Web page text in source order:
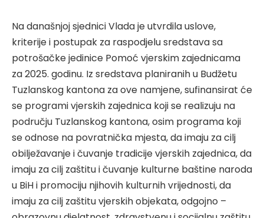
Na današnjoj sjednici Vlada je utvrdila uslove,
kriterije i postupak za raspodjelu sredstava sa
potrošačke jedinice Pomoć vjerskim zajednicama
za 2025. godinu. Iz sredstava planiranih u Budžetu
Tuzlanskog kantona za ove namjene, sufinansirat će
se programi vjerskih zajednica koji se realizuju na
području Tuzlanskog kantona, osim programa koji
se odnose na povratnička mjesta, da imaju za cilj
obilježavanje i čuvanje tradicije vjerskih zajednica, da
imaju za cilj zaštitu i čuvanje kulturne baštine naroda
u BiH i promociju njihovih kulturnih vrijednosti, da
imaju za cilj zaštitu vjerskih objekata, odgojno –